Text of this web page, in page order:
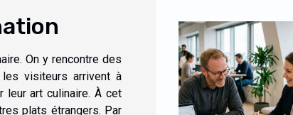
On y rencontre des
visiteurs arrivent à
leur art culinaire. À cet
plats étrangers. Par